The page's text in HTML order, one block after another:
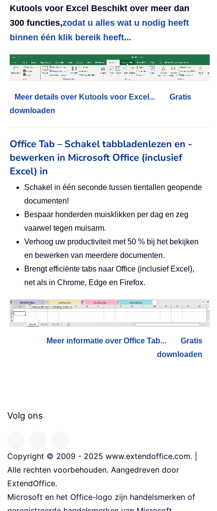
Kutools voor Excel Beschikt over meer dan
300 functies,zodat u alles wat u nodig heeft
binnen één klik bereik heeft...
Meer details over Kutools voor Excel...
Gratis
downloaden
Office Tab – Schakel tabbladenlezen en -
bewerken in Microsoft Office (inclusief
Excel) in
Schakel in één seconde tussen tientallen geopende
documenten!
Bespaar honderden muisklikken per dag en zeg
vaarwel tegen muisarm.
Verhoog uw productiviteit met 50 % bij het bekijken
en bewerken van meerdere documenten.
Brengt efficiënte tabs naar Office (inclusief Excel),
net als in Chrome, Edge en Firefox.
Meer informatie over Office Tab...
Gratis
downloaden
Volg ons
Copyright © 2009 - 2025 www.extendoffice.com. |
Alle rechten voorbehouden. Aangedreven door
ExtendOffice.
Microsoft en het Office-logo zijn handelsmerken of